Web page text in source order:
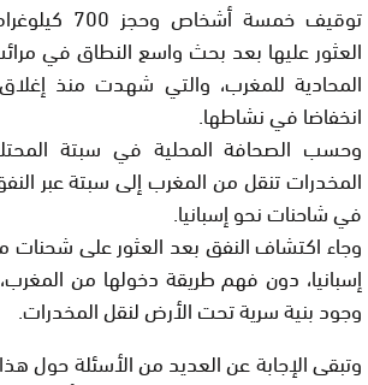
توقيف خمسة
العثور عليها بعد بحث واسع النطاق في
انخفاضا في نشاطها.
وحسب الصحافة المحلية في سبتة
المخدرات تنقل من المغرب إلى سبتة عبر
في شاحنات نحو إسبانيا.
وجاء اكتشاف النفق بعد العثور على شحنات
إسبانيا، دون فهم طريقة دخولها من
وجود بنية سرية تحت الأرض لنقل المخدرات.
وتبقى الإجابة عن العديد من الأسئلة حول